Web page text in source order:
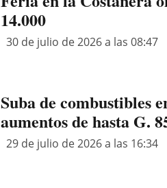
14.000
30 de julio de 2026 a las 08:47
Suba de combustibles
aumentos de hasta G.
29 de julio de 2026 a las 16:34